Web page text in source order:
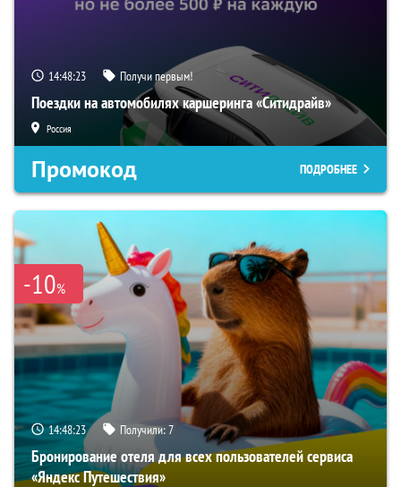
14:48:22 Получи первым!
Поездки на автомобилях каршеринга «Ситидрайв»
Россия
Промокод ПОДРОБНЕЕ
-10%
14:48:22 Получили:7
Бронирование отеля для всех пользователей сервиса
«Яндекс Путешествия»